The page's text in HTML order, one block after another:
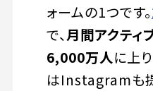
ォームの1つです。
で、月間アクティ
6,000万人に上
はInstagramも提